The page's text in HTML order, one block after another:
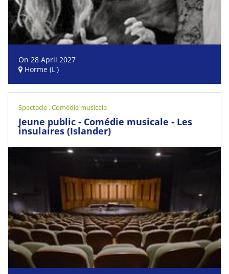
On 28 April 2027
Horme (L')
Spectacle,Comédie musicale
Jeune public - Comédie musicale - Les
insulaires (Islander)